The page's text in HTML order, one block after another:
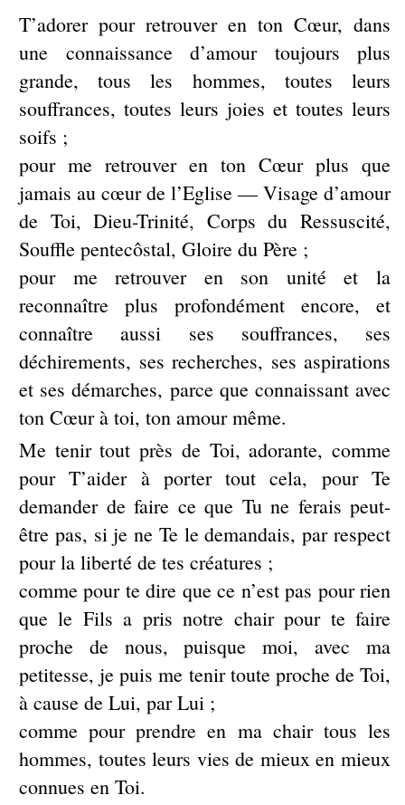
T’adorer pour retrouver en ton Cœur, dans
une connaissance d’amour toujours plus
grande, tous les hommes, toutes leurs
souffrances, toutes leurs joies et toutes leurs
soifs ;
pour me retrouver en ton Cœur plus que
jamais au cœur de l’Eglise — Visage d’amour
de Toi, Dieu-Trinité, Corps du Ressuscité,
Souffle pentecôstal, Gloire du Père ;
pour me retrouver en son unité et la
reconnaître plus profondément encore, et
connaître aussi ses souffrances, ses
déchirements, ses recherches, ses aspirations
et ses démarches, parce que connaissant avec
ton Cœur à toi, ton amour même.
Me tenir tout près de Toi, adorante, comme
pour T’aider à porter tout cela, pour Te
demander de faire ce que Tu ne ferais peut-
être pas, si je ne Te le demandais, par respect
pour la liberté de tes créatures ;
comme pour te dire que ce n’est pas pour rien
que le Fils a pris notre chair pour te faire
proche de nous, puisque moi, avec ma
petitesse, je puis me tenir toute proche de Toi,
à cause de Lui, par Lui ;
comme pour prendre en ma chair tous les
hommes, toutes leurs vies de mieux en mieux
connues en Toi.